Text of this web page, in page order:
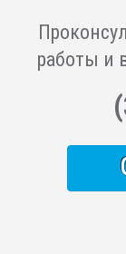
работы и